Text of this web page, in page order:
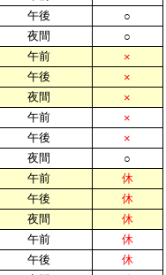
午後
○
夜間
○
午前
×
午後
×
夜間
×
午前
×
午後
×
夜間
○
午前
休
午後
休
夜間
休
午前
休
午後
休